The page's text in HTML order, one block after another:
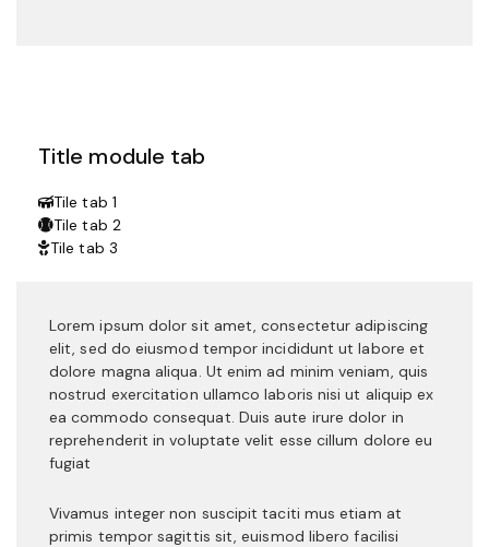
Title module tab
Tile tab 1
Tile tab 2
Tile tab 3
Lorem ipsum dolor sit amet, consectetur adipiscing
elit, sed do eiusmod tempor incididunt ut labore et
dolore magna aliqua. Ut enim ad minim veniam, quis
nostrud exercitation ullamco laboris nisi ut aliquip ex
ea commodo consequat. Duis aute irure dolor in
reprehenderit in voluptate velit esse cillum dolore eu
fugiat
Vivamus integer non suscipit taciti mus etiam at
primis tempor sagittis sit, euismod libero facilisi